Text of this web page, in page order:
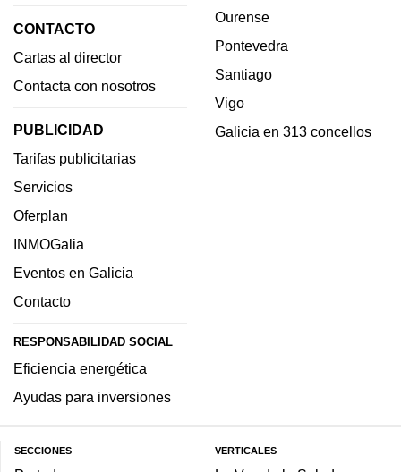
CONTACTO
Cartas al director
Contacta con nosotros
PUBLICIDAD
Tarifas publicitarias
Servicios
Oferplan
INMOGalia
Eventos en Galicia
Contacto
RESPONSABILIDAD SOCIAL
Eficiencia energética
Ayudas para inversiones
Ourense
Pontevedra
Santiago
Vigo
Galicia en 313 concellos
SECCIONES VERTICALES